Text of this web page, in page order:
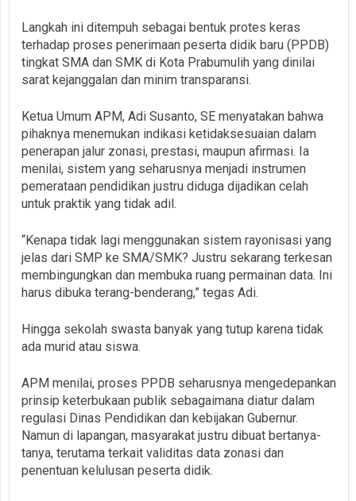
Langkah ini ditempuh sebagai bentuk protes keras
terhadap proses penerimaan peserta didik baru (PPDB)
tingkat SMA dan SMK di Kota Prabumulih yang dinilai
sarat kejanggalan dan minim transparansi.
Ketua Umum APM, Adi Susanto, SE menyatakan bahwa
pihaknya menemukan indikasi ketidaksesuaian dalam
penerapan jalur zonasi, prestasi, maupun afirmasi. Ia
menilai, sistem yang seharusnya menjadi instrumen
pemerataan pendidikan justru diduga dijadikan celah
untuk praktik yang tidak adil.
“Kenapa tidak lagi menggunakan sistem rayonisasi yang
jelas dari SMP ke SMA/SMK? Justru sekarang terkesan
membingungkan dan membuka ruang permainan data. Ini
harus dibuka terang-benderang,” tegas Adi.
Hingga sekolah swasta banyak yang tutup karena tidak
ada murid atau siswa.
APM menilai, proses PPDB seharusnya mengedepankan
prinsip keterbukaan publik sebagaimana diatur dalam
regulasi Dinas Pendidikan dan kebijakan Gubernur.
Namun di lapangan, masyarakat justru dibuat bertanya-
tanya, terutama terkait validitas data zonasi dan
penentuan kelulusan peserta didik.